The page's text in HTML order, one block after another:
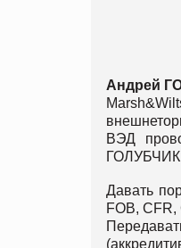
Андрей
ВЭД
ГОЛУБЧИК
Давать
FOB, CFR,